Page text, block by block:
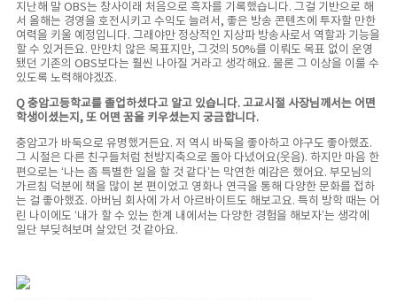
지난해 말 OBS는 창사이래 처음으로 흑자를 기록했습니다. 그걸 기반으로 해
서 올해는 경영을 호전시키고 수익도 늘려서, 좋은 방송 콘텐츠에 투자할 만한
여력을 키울 예정입니다. 그래야만 정상적인 지상파 방송사로서 역할과 기능을
할 수 있거든요. 만만치 않은 목표지만, 그것의 50%를 이뤄도 목표 없이 운영
됐던 기존의 OBS보다는 훨씬 나아질 거라고 생각해요. 물론 그 이상을 이룰 수
있도록 노력해야겠죠.
Q 충암고등학교를 졸업하셨다고 알고 있습니다. 고교시절 사장님께서는 어떤
학생이셨는지, 또 어떤 꿈을 키우셨는지 궁금합니다.
충암고가 바둑으로 유명했거든요. 저 역시 바둑을 좋아하고 야구도 좋아했죠.
그 시절은 다른 친구들처럼 천방지축으로 돌아 다녔어요(웃음). 하지만 마음 한
편으로는 ‘나는 좀 특별한 일을 할 것 같다’는 막연한 예감은 했어요. 부모님의
가르침 덕분에 책을 많이 본 편이었고 영화나 연극을 통해 다양한 문화를 접하
는 걸 좋아했죠. 아버님 회사에 가서 아르바이트도 해보고요. 특히 방학 때는 어
린 나이에도 ‘내가 할 수 있는 한계 내에서는 다양한 경험을 해보자’는 생각에
일단 부딪혀보며 살았던 것 같아요.